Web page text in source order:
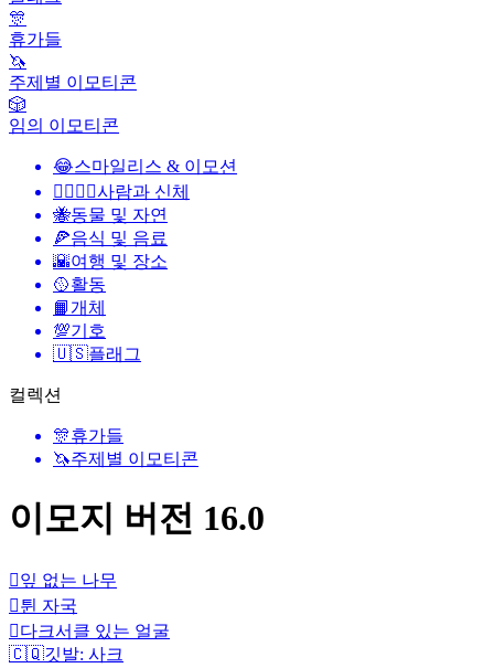
🎊
휴가들
🦄
주제별 이모티콘
🎲
임의 이모티콘
😂스마일리스 & 이모션
👩‍❤️‍💋‍👨사람과 신체
🐝동물 및 자연
🍕음식 및 음료
🌇여행 및 장소
🥎활동
📙개체
💯기호
🇺🇸플래그
컬렉션
🎊휴가들
🦄주제별 이모티콘
이모지 버전 16.0
🪾잎 없는 나무
🫟튄 자국
🫩다크서클 있는 얼굴
🇨🇶깃발: 사크